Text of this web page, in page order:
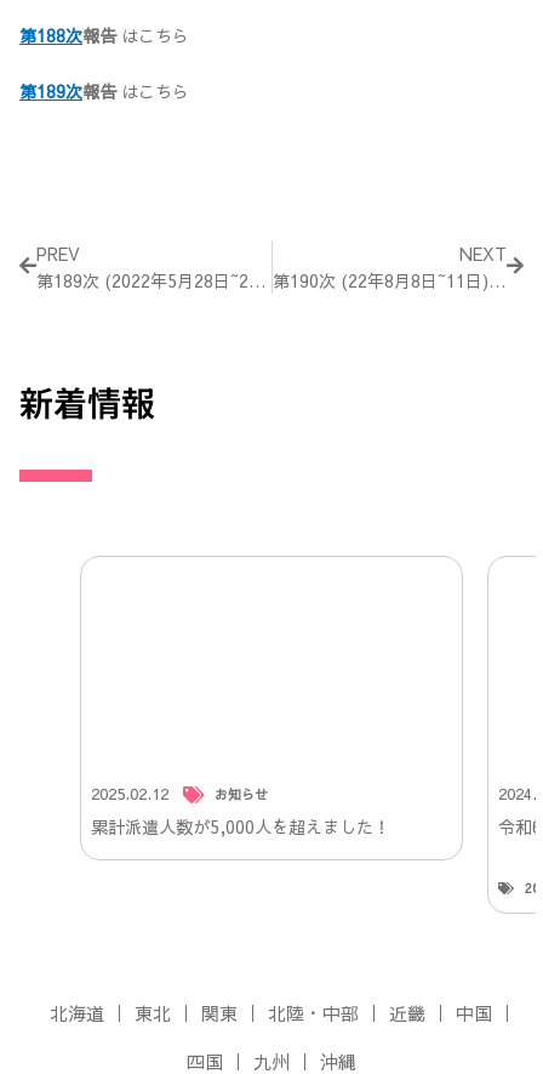
第188次報告はこちら
第189次報告はこちら
PREV
第189次 (2022年5月28日~29日) 活動報告
NEXT
第190次 (22年8月8日~11日) 活動報告
新着情報
2025.02.12 お知らせ
累計派遣人数が5,000人を超えました！ 令和
北海道 東北 関東 北陸・中部 近畿
中国
四国
九州 沖縄